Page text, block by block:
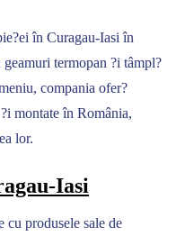
în Curagau-Iasi în
termopan ?i tâmpl?
compania ofer?
montate în România,
lor.
Iasi
cu produsele sale de